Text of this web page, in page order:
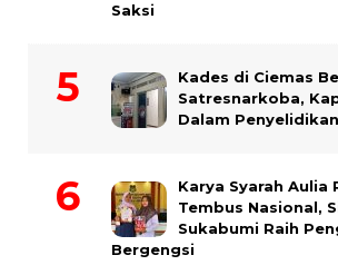
Saksi
Kades di Ciemas
Satresnarkoba,
Dalam Penyelidikan
Karya Syarah Aulia
Tembus Nasional,
Sukabumi Raih
Bergengsi